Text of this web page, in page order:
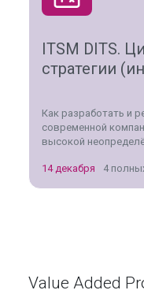
ITSM DITS.
стратегии
Как разработать и
современной
высокой
14 декабря 4
Value Added